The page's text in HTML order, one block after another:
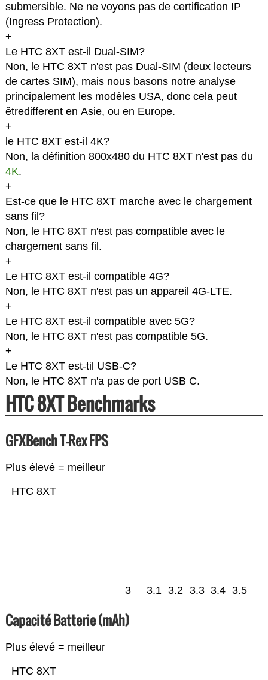
submersible. Ne ne voyons pas de certification IP
(Ingress Protection).
+
Le HTC 8XT est-il Dual-SIM?
Non, le HTC 8XT n'est pas Dual-SIM (deux lecteurs
de cartes SIM), mais nous basons notre analyse
principalement les modèles USA, donc cela peut
êtredifferent en Asie, ou en Europe.
+
le HTC 8XT est-il 4K?
Non, la définition 800x480 du HTC 8XT n'est pas du
4K.
+
Est-ce que le HTC 8XT marche avec le chargement
sans fil?
Non, le HTC 8XT n'est pas compatible avec le
chargement sans fil.
+
Le HTC 8XT est-il compatible 4G?
Non, le HTC 8XT n'est pas un appareil 4G-LTE.
+
Le HTC 8XT est-il compatible avec 5G?
Non, le HTC 8XT n'est pas compatible 5G.
+
Le HTC 8XT est-til USB-C?
Non, le HTC 8XT n'a pas de port USB C.
HTC 8XT Benchmarks
GFXBench T-Rex FPS
Plus élevé = meilleur
HTC 8XT
3 3.1 3.2 3.3 3.4 3.5
Capacité Batterie (mAh)
Plus élevé = meilleur
HTC 8XT